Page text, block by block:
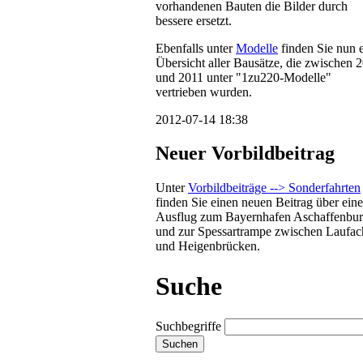
vorhandenen Bauten die Bilder durch
bessere ersetzt.
Ebenfalls unterModelle finden Sie nun
Übersicht aller Bausätze, die zwischen
und 2011 unter "1zu220-Modelle"
vertrieben wurden.
2012-07-14 18:38
Neuer Vorbildbeitrag
UnterVorbildbeiträge --> Sonderfahrten
finden Sie einen neuen Beitrag über
Ausflug zum Bayernhafen
und zur Spessartrampe zwischen
und Heigenbrücken.
Suche
Suchbegriffe